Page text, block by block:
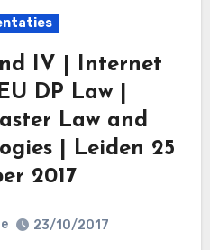
IV | Internet
DP Law |
Law and
| Leiden 25
2017
23/10/2017